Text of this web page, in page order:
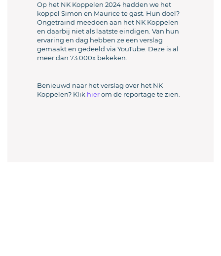
Op het NK Koppelen 2024 hadden we het
koppel Simon en Maurice te gast. Hun doel?
Ongetraind meedoen aan het NK Koppelen
en daarbij niet als laatste eindigen. Van hun
ervaring en dag hebben ze een verslag
gemaakt en gedeeld via YouTube. Deze is al
meer dan 73.000x bekeken.
Benieuwd naar het verslag over het NK
Koppelen? Klik hierom de reportage te zien.